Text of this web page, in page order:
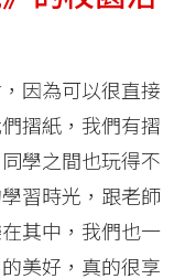
因為可以很直接
摺紙，我們有摺
學之間也玩得不
習時光，跟老師
其中，我們也一
美好，真的很享